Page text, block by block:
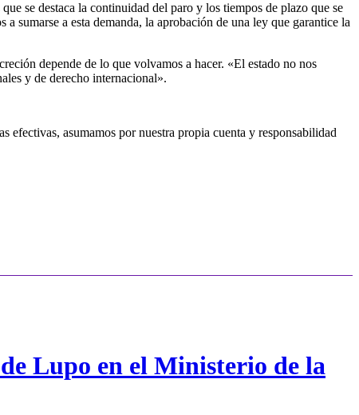
se destaca la continuidad del paro y los tiempos de plazo que se
sumarse a esta demanda, la aprobación de una ley que garantice la
depende de lo que volvamos a hacer. «El estado no nos
y de derecho internacional».
efectivas, asumamos por nuestra propia cuenta y responsabilidad
Lupo en el Ministerio de la